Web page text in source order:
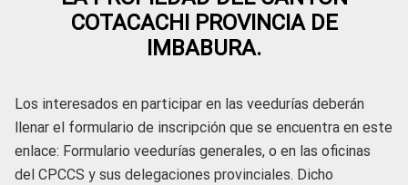
COTACACHI PROVINCIA DE
IMBABURA.
Los interesados en participar en las veedurías deberán
llenar el formulario de inscripción que se encuentra en este
enlace: Formulario veedurías generales, o en las oficinas
del CPCCS y sus delegaciones provinciales. Dicho